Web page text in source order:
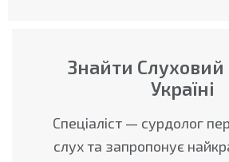
Знайти Слуховий
Україні
Спеціаліст — сурдолог
слух та запропонує